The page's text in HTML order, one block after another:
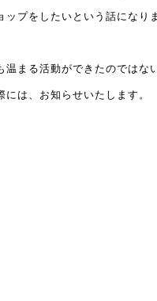
ップをしたいという話になり
温まる活動ができたのではな
は、お知らせいたします。